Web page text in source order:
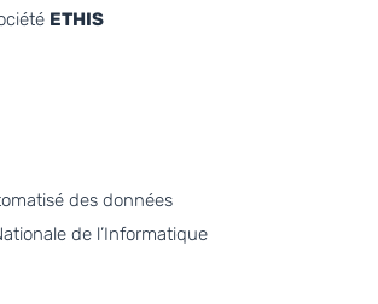
ETHIS
des données
de l’Informatique